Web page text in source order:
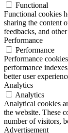
Functional
Functional cookies
sharing the content
feedbacks, and
Performance
Performance
Performance
performance
better user
Analytics
Analytics
Analytical cookies
the website. These
number of visitors,
Advertisement